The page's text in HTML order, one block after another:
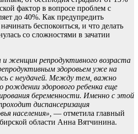
фактор в вопросе проблем с
до 40%. Как предупредить
беспокоиться, и что делать
со сложностями в зачатии
женщин репродуктивного возраста
здоровьем уже на
с неудачей. Между тем, важно
рождении здорового ребенка еще
беременности. Именно с этой
диспансеризация
населения», — отметила главный
области Анна Вятчинина.